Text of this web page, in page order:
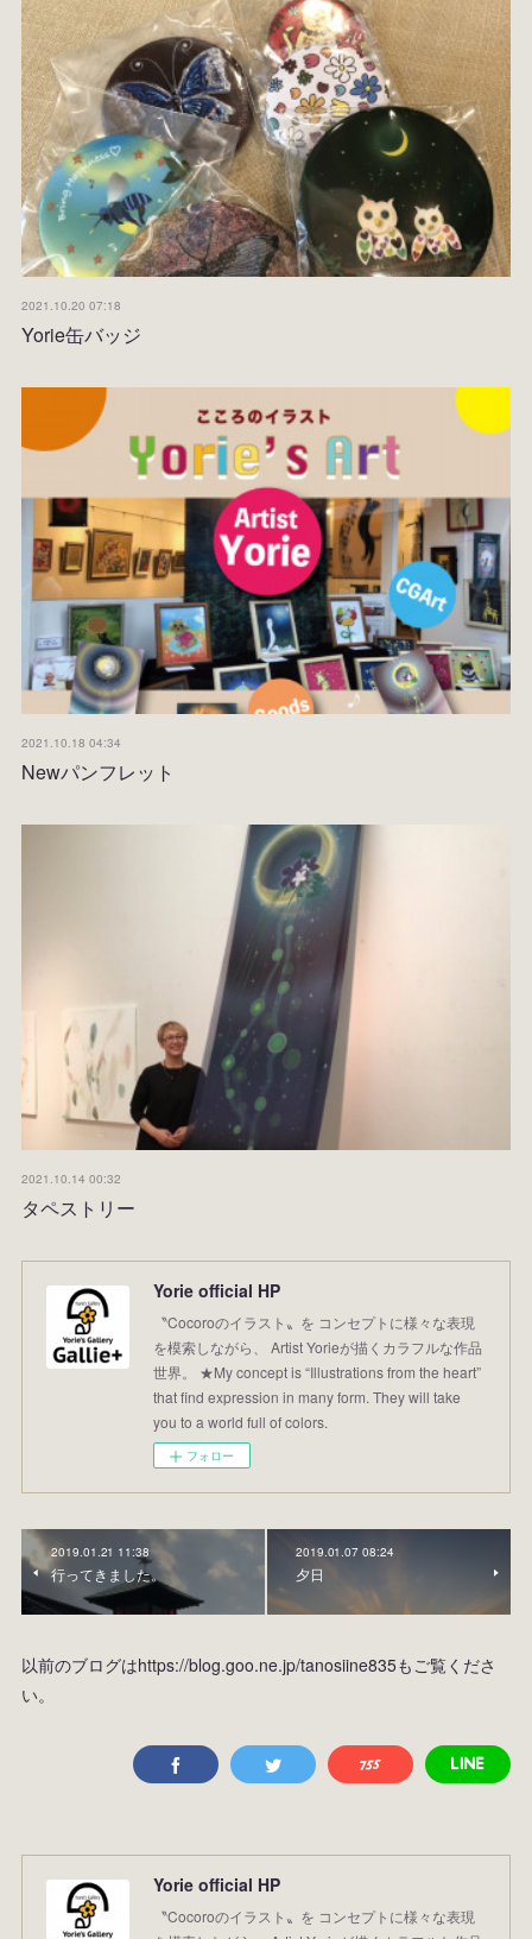
2021.10.20 07:18
Yorie缶バッジ
2021.10.18 04:34
Newパンフレット
2021.10.14 00:32
タペストリー
Yorie official HP
〝Cocoroのイラスト〟を コンセプトに様々な表現
を模索しながら、 Artist Yorieが描くカラフルな作品
世界。 ★My concept is “Illustrations from the heart”
that find expression in many form. They will take
you to a world full of colors.
フォロー
2019.01.21 11:38
行ってきました。
2019.01.07 08:24
夕日
以前のブログはhttps://blog.goo.ne.jp/tanosiine835もご覧くださ
い。
Yorie official HP
〝Cocoroのイラスト〟を コンセプトに様々な表現